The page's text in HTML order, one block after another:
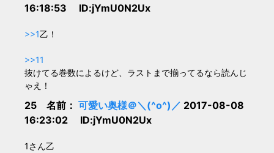
16:18:53 ID:jYmU0N2Ux
>>1乙！
>>11
抜けてる巻数によるけど、ラストまで揃ってるなら読んじ
ゃえ！
25 名前： 可愛い奥様＠＼(^o^)／ 2017-08-08
16:23:02 ID:jYmU0N2Ux
1さん乙